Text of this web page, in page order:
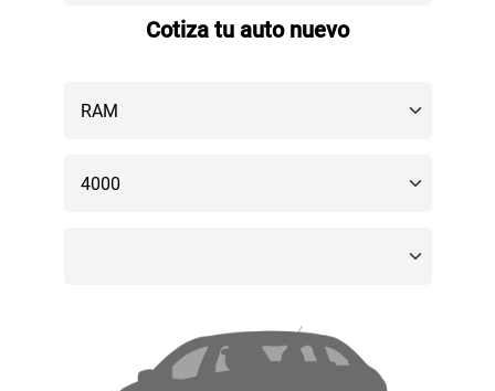
Cotiza tu auto nuevo